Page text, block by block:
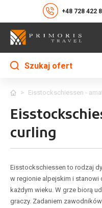
+48 728 422
Szukaj ofert
> Eisstockschiessen -
curling
Eisstockschiessen to rodzaj
w regionie alpejskim i stanowi
każdym wieku. W grze biorą
graczy. Zadaniem